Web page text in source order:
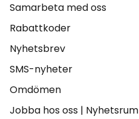
Samarbeta med oss
Rabattkoder
Nyhetsbrev
SMS-nyheter
Omdömen
Jobba hos oss | Nyhetsrum